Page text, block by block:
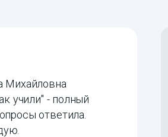
Михайловна
учили" - полный
ответила.